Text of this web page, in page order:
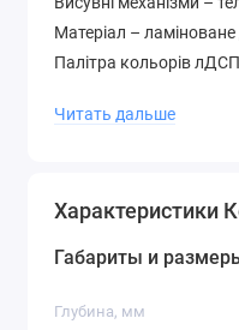
Матеріал –
Палітра кольорів
Читать дальше
Характеристики
Габариты и
Глубина, мм